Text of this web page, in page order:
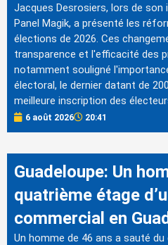
Jacques Desrosiers, lors de
Panel Magik, a présenté les
élections de 2026. Ces
transparence et l'efficacité des
notamment souligné
électoral, le dernier datant de
meilleure inscription des
6 août 2026 20:41
Guadeloupe: Un
quatrième étage
commercial en
Un homme de 46 ans a sauté